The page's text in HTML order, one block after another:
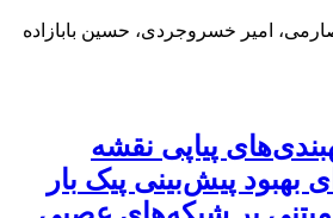
امیر خسروجردی، حسین بابازاده
استفاده ‎از خوشه‎بندی‌های پیاپی نقشه
خودسازمانده برای بهبود پیش‌بینی پیک ‎بار